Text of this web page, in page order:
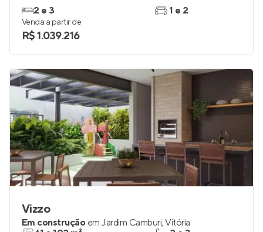
2 e 3
1 e 2
Venda a partir de
R$ 1.039.216
Vizzo
Em construção em Jardim Camburi,Vitória